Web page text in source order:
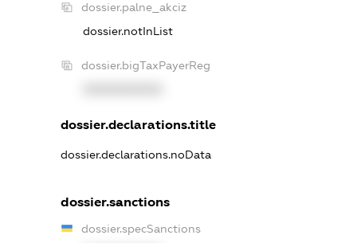
dossier.palne_akciz
dossier.notInList
dossier.bigTaxPayerReg
dossier.declarations.title
dossier.declarations.noData
dossier.sanctions
dossier.specSanctions